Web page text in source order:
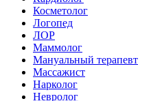
Косметолог
Логопед
ЛОР
Маммолог
Мануальный терапевт
Массажист
Нарколог
Невролог